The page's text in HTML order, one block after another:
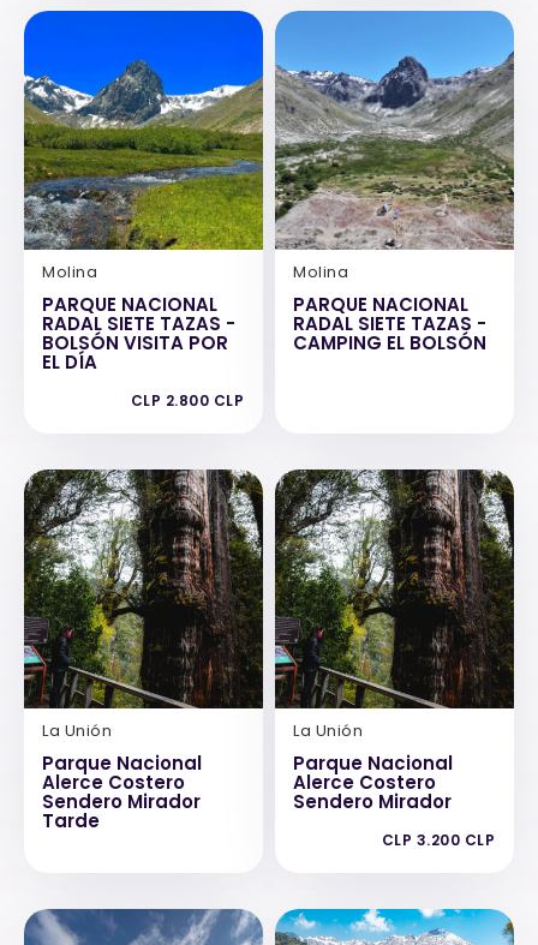
Molina
PARQUE NACIONAL
RADAL SIETE TAZAS -
BOLSÓN VISITA POR
EL DÍA
CLP 2.800 CLP
Molina
PARQUE NACIONAL
RADAL SIETE TAZAS -
CAMPING EL BOLSÓN
La Unión
Parque Nacional
Alerce Costero
Sendero Mirador
Tarde
La Unión
Parque Nacional
Alerce Costero
Sendero Mirador
CLP 3.200 CLP